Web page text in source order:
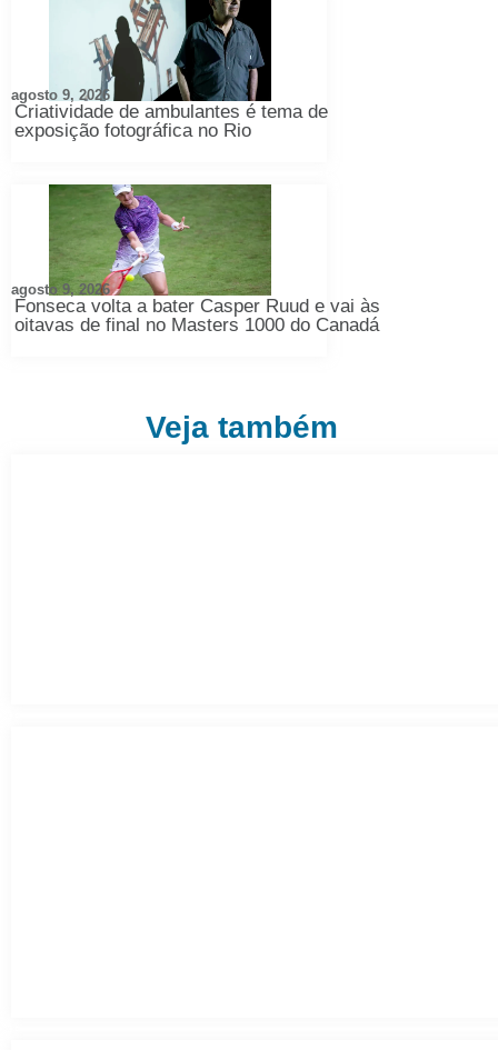
Criatividade de ambulantes é tema de
exposição fotográfica no Rio
agosto 9, 2026
Fonseca volta a bater Casper Ruud e vai às
oitavas de final no Masters 1000 do Canadá
agosto 9, 2026
Veja também